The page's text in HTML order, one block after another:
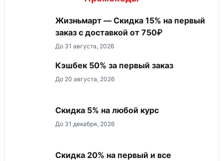
Жизньмарт — Скидка 15% на первый
заказ с доставкой от 750₽
До 31 августа, 2026
Кэшбек 50% за первый заказ
До 20 августа, 2026
Скидка 5% на любой курс
До 31 декабря, 2026
Скидка 20% на первый и все